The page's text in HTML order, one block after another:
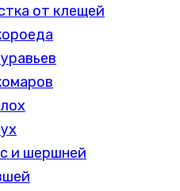
от клещей
и шершней